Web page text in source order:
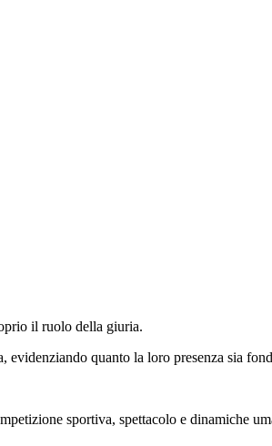
il ruolo della giuria.
quanto la loro presenza sia
sportiva, spettacolo e dinamiche